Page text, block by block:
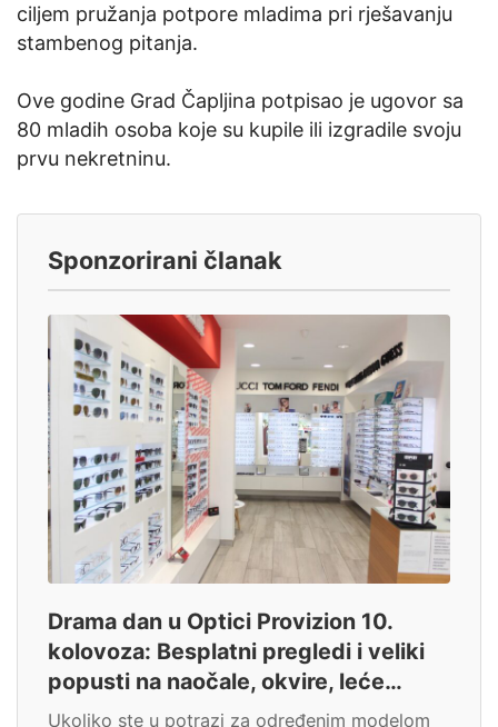
ciljem pružanja potpore mladima pri rješavanju
stambenog pitanja.
Ove godine Grad Čapljina potpisao je ugovor sa
80 mladih osoba koje su kupile ili izgradile svoju
prvu nekretninu.
Sponzorirani članak
Drama dan u Optici Provizion 10.
kolovoza: Besplatni pregledi i veliki
popusti na naočale, okvire, leće…
Ukoliko ste u potrazi za određenim modelom